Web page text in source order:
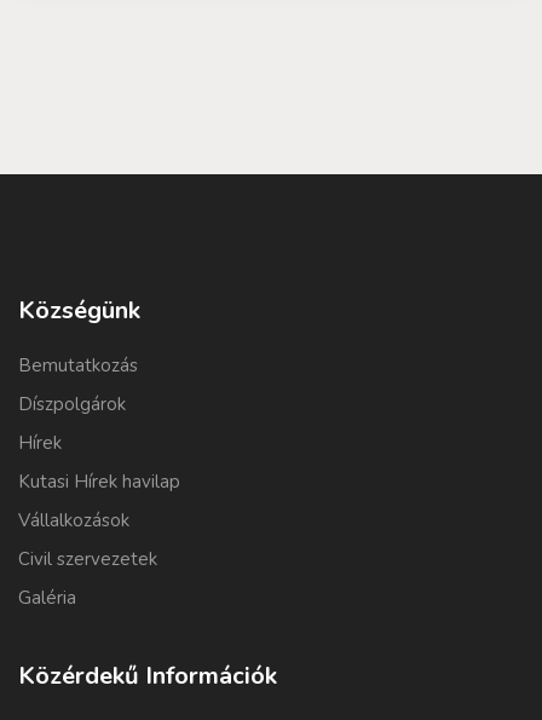
Községünk
Bemutatkozás
Díszpolgárok
Hírek
Kutasi Hírek havilap
Vállalkozások
Civil szervezetek
Galéria
Közérdekű Információk